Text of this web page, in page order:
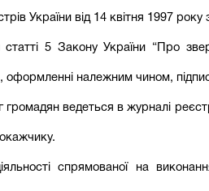
України від 14 квітня 1997
5 Закону України “Про
оформленні належним чином,
громадян ведеться в журналі
спрямованої на